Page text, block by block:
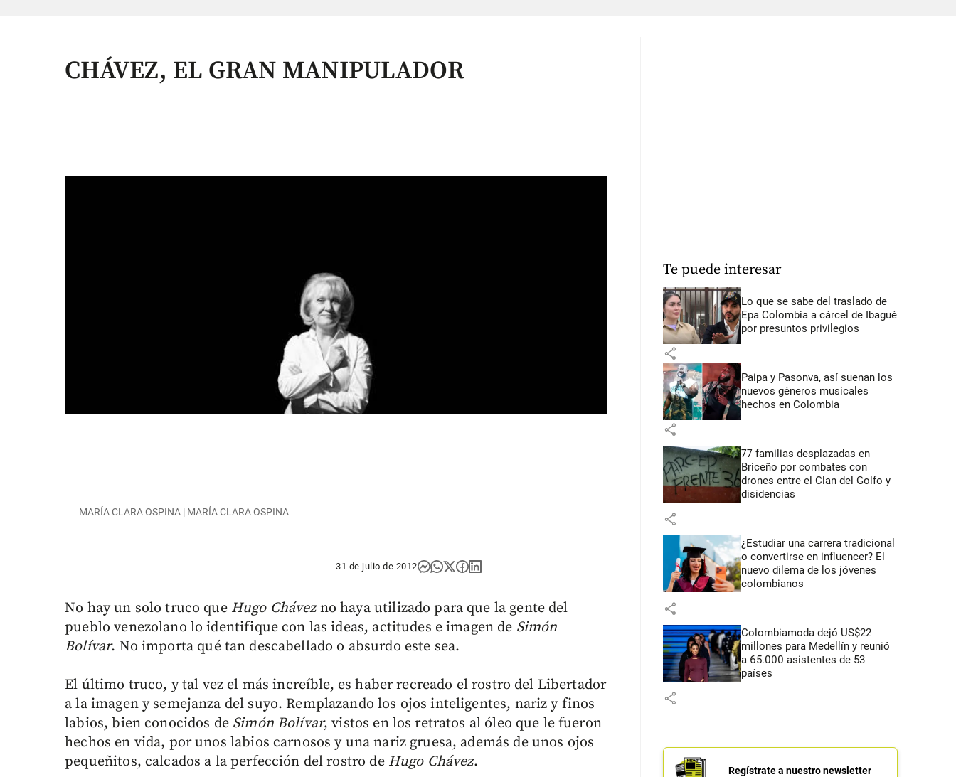
CHÁVEZ, EL GRAN MANIPULADOR
MARÍA CLARA OSPINA | MARÍA CLARA OSPINA
31 de julio de 2012
No hay un solo truco que Hugo Chávezno haya utilizado para que la gente del
pueblo venezolano lo identifique con las ideas, actitudes e imagen de Simón
Bolívar. No importa qué tan descabellado o absurdo este sea.
El último truco, y tal vez el más increíble, es haber recreado el rostro del Libertador
a la imagen y semejanza del suyo. Remplazando los ojos inteligentes, nariz y finos
labios, bien conocidos de Simón Bolívar, vistos en los retratos al óleo que le fueron
hechos en vida, por unos labios carnosos y una nariz gruesa, además de unos ojos
pequeñitos, calcados a la perfección del rostro de Hugo Chávez.
Te puede interesar
Lo que se sabe del traslado de
Epa Colombia a cárcel de Ibagué
por presuntos privilegios
share
Paipa y Pasonva, así suenan los
nuevos géneros musicales
hechos en Colombia
share
77 familias desplazadas en
Briceño por combates con
drones entre el Clan del Golfo y
disidencias
share
¿Estudiar una carrera tradicional
o convertirse en influencer? El
nuevo dilema de los jóvenes
colombianos
share
Colombiamoda dejó US$22
millones para Medellín y reunió
a 65.000 asistentes de 53
países
share
Regístrate a nuestro newsletter